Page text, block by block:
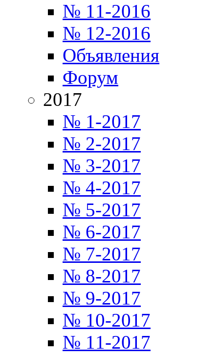
№ 11-2016
№ 12-2016
Объявления
Форум
2017
№ 1-2017
№ 2-2017
№ 3-2017
№ 4-2017
№ 5-2017
№ 6-2017
№ 7-2017
№ 8-2017
№ 9-2017
№ 10-2017
№ 11-2017